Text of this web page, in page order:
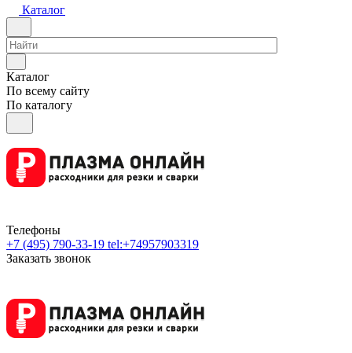
Каталог
Каталог
По всему сайту
По каталогу
Телефоны
+7 (495) 790-33-19 tel:+74957903319
Заказать звонок